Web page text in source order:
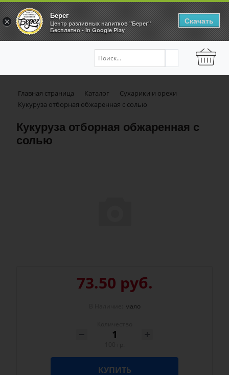
Главная страница Каталог
Сухарики и орехи
Кукуруза отборная обжаренная с солью
Кукуруза отборная обжаренная с
солью
73.50 руб.
мало
КУПИТЬ
×
Берег
Центр разливных напитков "Берег"
Бесплатно - In Google Play
Скачать